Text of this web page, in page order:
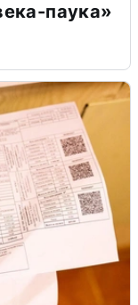
паука»